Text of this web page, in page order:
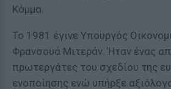
Κόμμα.
Το 1981 έγινε Υπουργός
Φρανσουά Μιτεράν. Ήταν ένας
πρωτεργάτες του σχεδίου της
ενοποίησης ενώ υπήρξε